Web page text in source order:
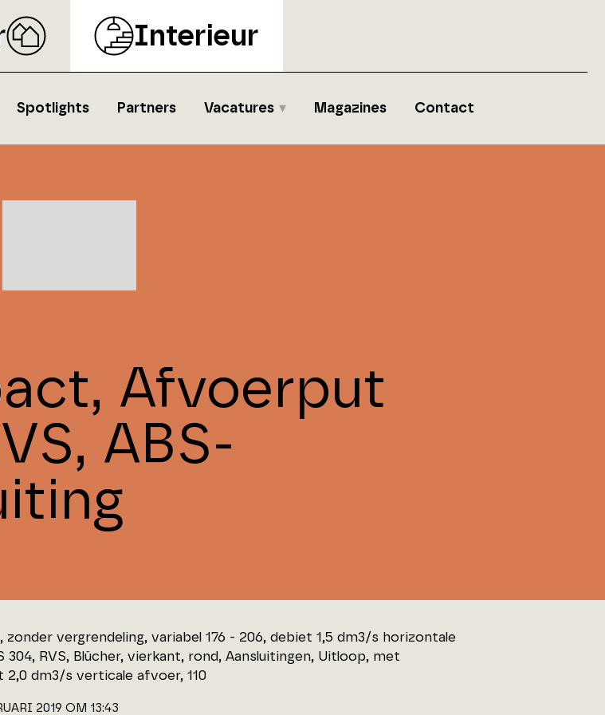
Interieur
Spotlights Partners Vacatures Magazines Contact
Afvoerput
ABS-
zonder vergrendeling, variabel 176 - 206, debiet 1,5 dm3/s horizontale
304, RVS, Blücher, vierkant, rond, Aansluitingen, Uitloop, met
2,0 dm3/s verticale afvoer, 110
2019 OM 13:43